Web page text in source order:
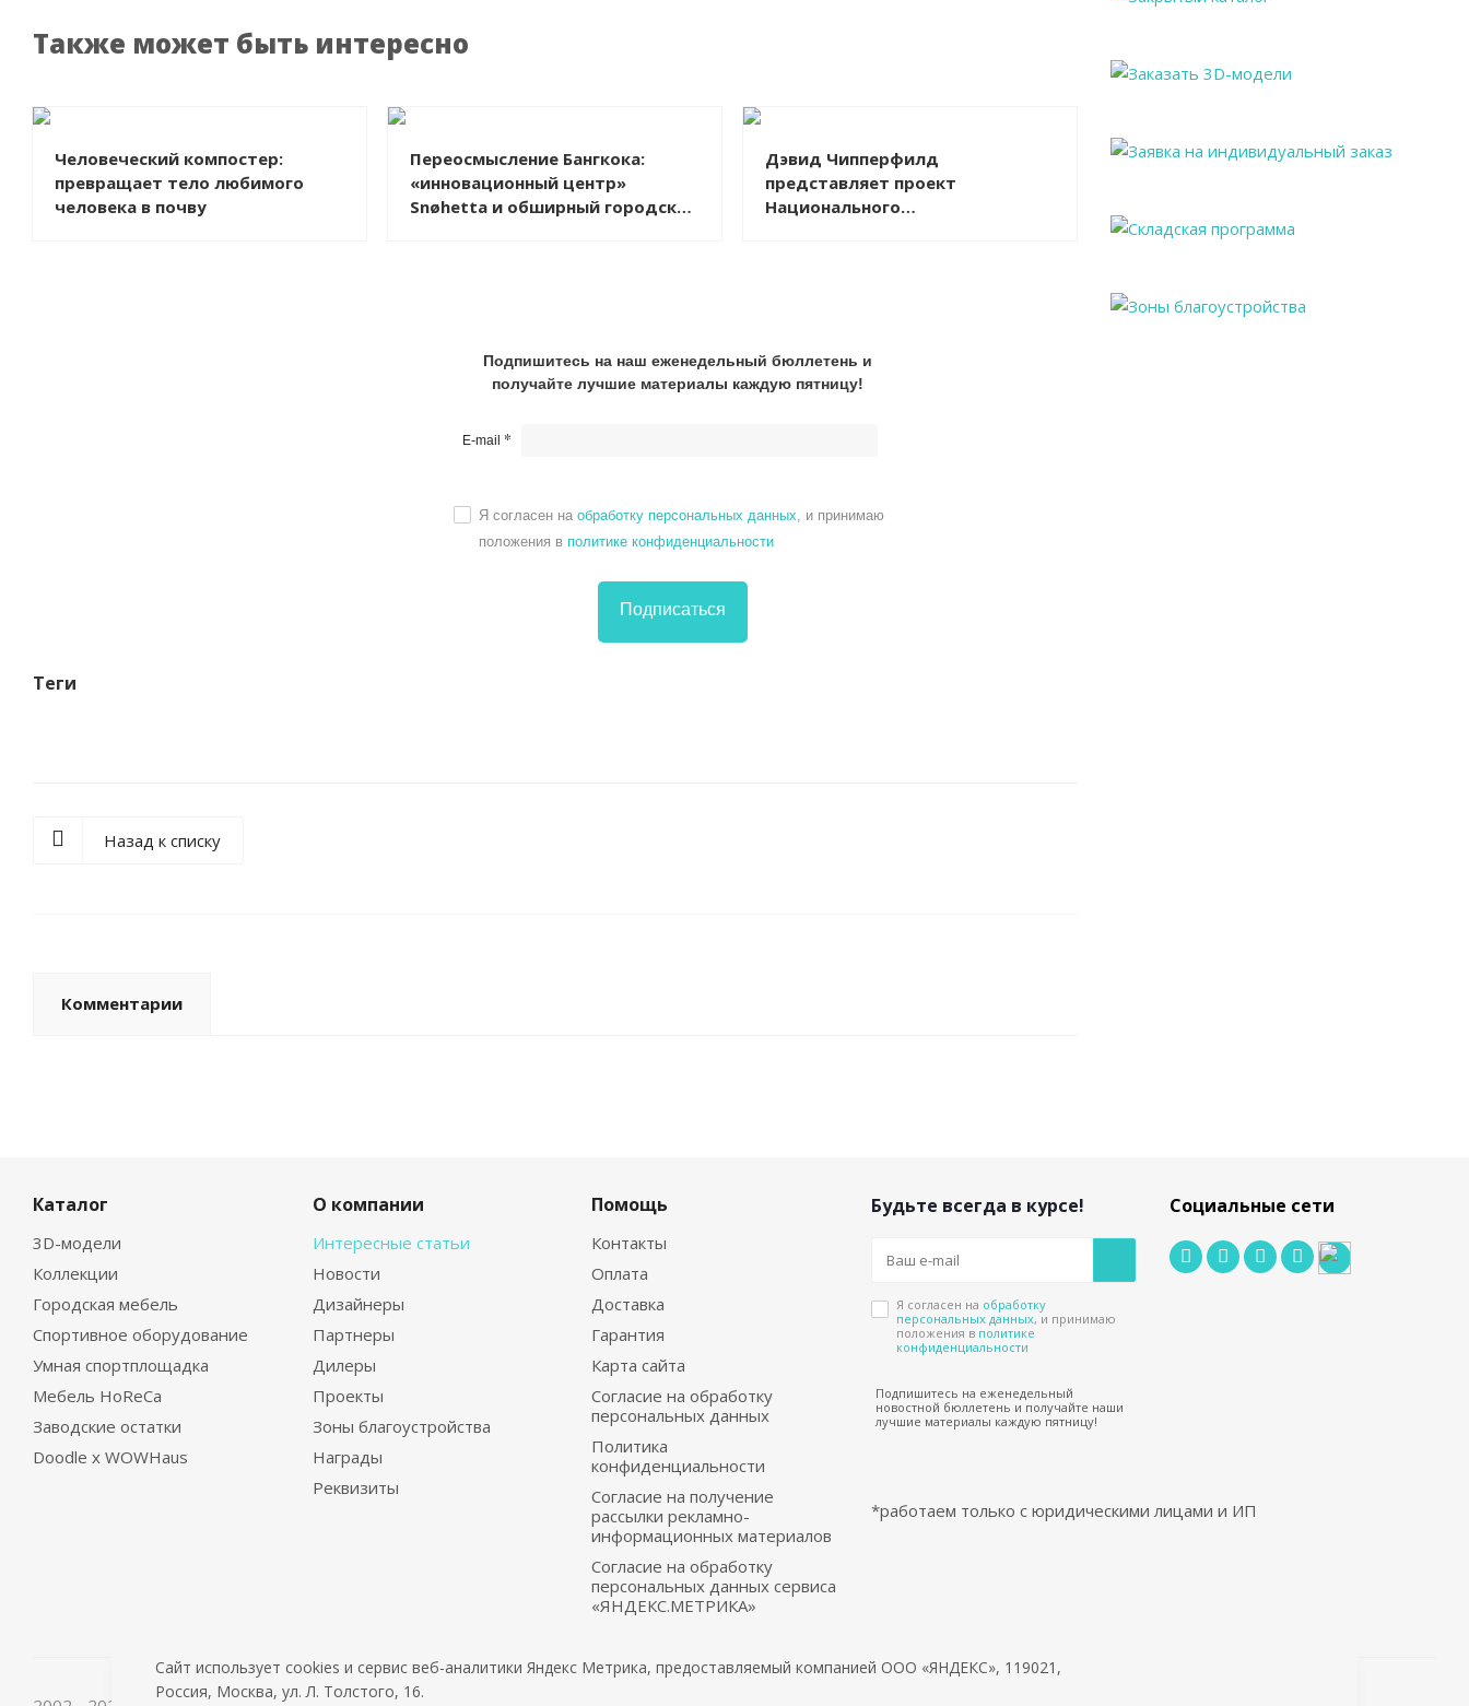
Также может быть интересно
Человеческий компостер:
превращает тело любимого
человека в почву
Переосмысление Бангкока:
«инновационный центр»
Snøhetta и обширный городской
Дэвид Чипперфилд
представляет проект
Национального
Подпишитесь на наш еженедельный бюллетень и
получайте лучшие материалы каждую пятницу!
E-mail *
Я согласен на обработку персональных данных, и принимаю
положения в политике конфиденциальности
Подписаться
Теги
Назад к списку
Комментарии
Каталог
3D-модели
Коллекции
Городская мебель
Спортивное оборудование
Умная спортплощадка
Мебель HoReCa
Заводские остатки
Doodle x WOWHaus
О компании
Интересные статьи
Новости
Дизайнеры
Партнеры
Дилеры
Проекты
Зоны благоустройства
Награды
Реквизиты
Помощь
Контакты
Оплата
Доставка
Гарантия
Карта сайта
Согласие на обработку
персональных данных
Политика
конфиденциальности
Согласие на получение
рассылки рекламно-
информационных материалов
Согласие на обработку
персональных данных сервиса
«ЯНДЕКС.МЕТРИКА»
Будьте всегда в курсе!
Я согласен на обработку
персональных данных, и принимаю
положения в политике
конфиденциальности
Подпишитесь на еженедельный
новостной бюллетень и получайте наши
лучшие материалы каждую пятницу!
Социальные сети
*работаем только с юридическими лицами и ИП
Сайт использует cookies и сервис веб-аналитики Яндекс Метрика, предоставляемый компанией ООО «ЯНДЕКС», 119021,
Россия, Москва, ул. Л. Толстого, 16.